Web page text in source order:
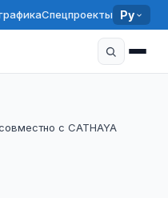
Спецпроекты Ру
с CATHAYA